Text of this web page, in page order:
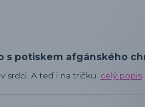
s potiskem afgánského
srdci. A teď i na tričku. celý popis